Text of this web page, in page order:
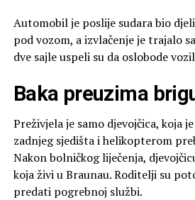
Automobil je poslije sudara bio
pod vozom, a izvlačenje je trajalo
dve sajle uspeli su da oslobode
Baka preuzima
Preživjela je samo djevojčica, koja
zadnjeg sjedišta i helikopterom
Nakon bolničkog liječenja,
koja živi u Braunau. Roditelji su
predati pogrebnoj službi.